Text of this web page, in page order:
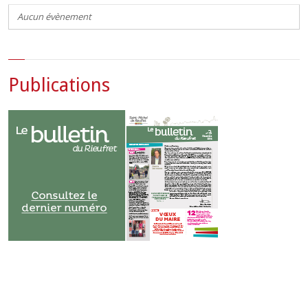
Aucun évènement
Publications